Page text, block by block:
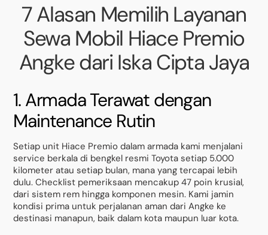
7 Alasan Memilih Layanan
Sewa Mobil Hiace Premio
Angke dari Iska Cipta Jaya
1. Armada Terawat dengan
Maintenance Rutin
Setiap unit Hiace Premio dalam armada kami menjalani
service berkala di bengkel resmi Toyota setiap 5.000
kilometer atau setiap bulan, mana yang tercapai lebih
dulu. Checklist pemeriksaan mencakup 47 poin krusial,
dari sistem rem hingga komponen mesin. Kami jamin
kondisi prima untuk perjalanan aman dari Angke ke
destinasi manapun, baik dalam kota maupun luar kota.